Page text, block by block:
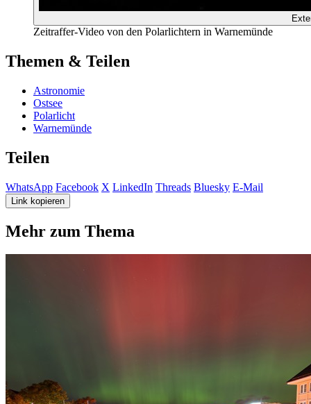
Zeitraffer-Video von den Polarlichtern in Warnemünde
Themen & Teilen
Astronomie
Ostsee
Polarlicht
Warnemünde
Teilen
WhatsApp Facebook X LinkedIn Threads Bluesky E-Mail
Link kopieren
Mehr zum Thema